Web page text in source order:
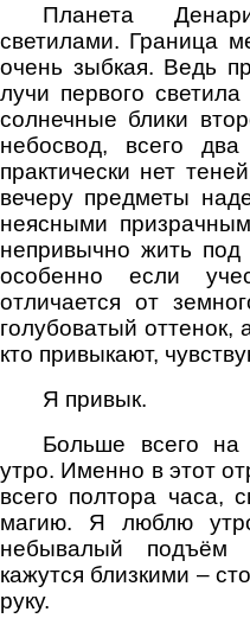
Планета
светилами. Граница
очень зыбкая. Ведь
лучи первого
солнечные блики
небосвод, всего
практически нет
вечеру предметы
неясными
непривычно жить под
особенно если
отличается от
голубоватый
кто привыкают,
Я привык.
Больше всего
утро. Именно в этот
всего полтора часа,
магию. Я люблю
небывалый
кажутся близкими –
руку.